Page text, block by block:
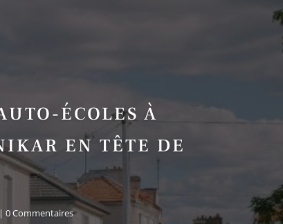
ÉCOLES À
EN TÊTE DE
Commentaires